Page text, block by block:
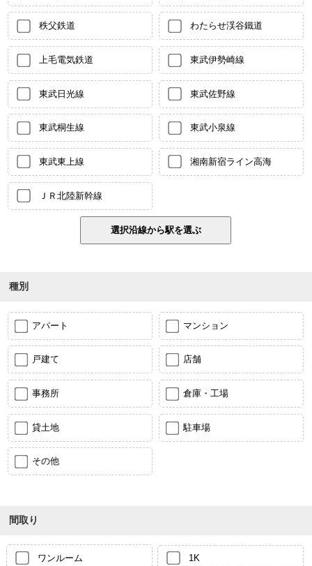
秩父鉄道 わたらせ渓谷鐵道
上毛電気鉄道 東武伊勢崎線
東武日光線 東武佐野線
東武桐生線 東武小泉線
東武東上線 湘南新宿ライン高海
ＪＲ北陸新幹線
種別
アパート マンション
戸建て 店舗
事務所 倉庫・工場
貸土地 駐車場
その他
間取り
ワンルーム 1K